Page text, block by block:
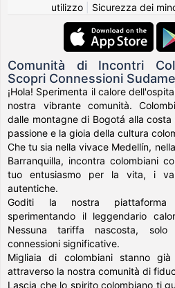
utilizzo| Sicurezza dei
Comunità di Incontri
Scopri Connessioni
¡Hola! Sperimenta il calore
nostra vibrante comunità.
dalle montagne di Bogotá alla
passione e la gioia della cultura
Che tu sia nella vivace Medellín,
Barranquilla, incontra colombiani
tuo entusiasmo per la vita, i
autentiche.
Goditi la nostra piattaforma
sperimentando il leggendario
Nessuna tariffa nascosta,
connessioni significative.
Migliaia di colombiani stanno
attraverso la nostra comunità di
Lascia che lo spirito colombiano ti